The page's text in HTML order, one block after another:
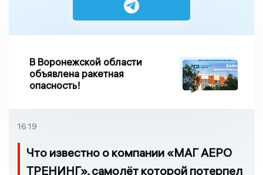
В Воронежской области
объявлена ракетная
опасность!
16:19
Что известно о компании «МАГ АЕРО
ТРЕНИНГ», самолёт которой потерпел